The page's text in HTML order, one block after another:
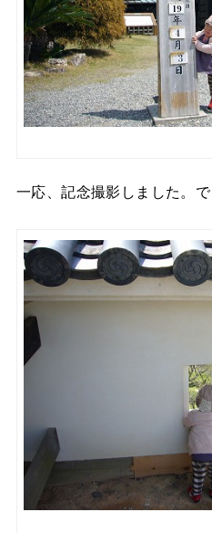
一応、記念撮影しました。で